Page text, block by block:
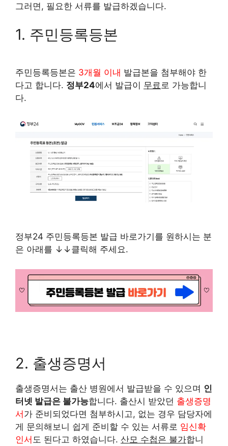
그러면, 필요한 서류를 발급하겠습니다.
1. 주민등록등본
주민등록등본은 3개월 이내 발급본을 첨부해야 한
다고 합니다. 정부24에서 발급이 무료 로 가능합니
다.
정부24 주민등록등본 발급 바로가기를 원하시는 분
은 아래를 ↓↓클릭해 주세요.
2. 출생증명서
출생증명서는 출산 병원에서 발급받을 수 있으며 인
터넷 발급은 불가능합니다. 출산시 받았던 출생증명
서가 준비되었다면 첨부하시고, 없는 경우 담당자에
게 문의해보니 쉽게 준비할 수 있는 서류로 임신확
인서 도 된다고 하였습니다. 산모 수첩은 불가합니